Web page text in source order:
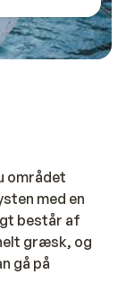
området
med en
består af
græsk, og
gå på